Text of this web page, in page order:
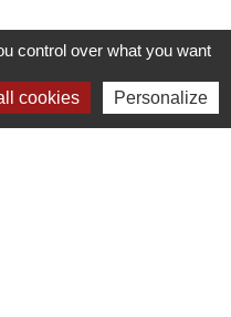
control over what you want
cookies Personalize